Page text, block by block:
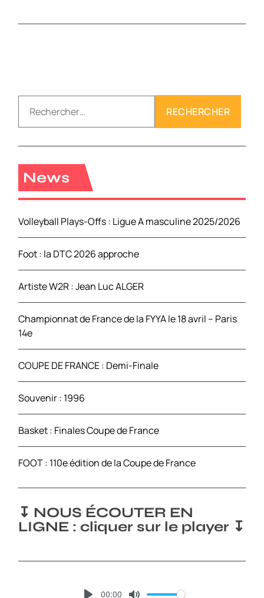
c
h
h
e
:
News
Volleyball Plays-Offs : Ligue A masculine 2025/2026
Foot : la DTC 2026 approche
Artiste W2R : Jean Luc ALGER
Championnat de France de la FYYA le 18 avril – Paris
14e
COUPE DE FRANCE : Demi-Finale
Souvenir : 1996
Basket : Finales Coupe de France
FOOT : 110e édition de la Coupe de France
↧ NOUS ÉCOUTER EN
LIGNE : cliquer sur le player ↧
00:00